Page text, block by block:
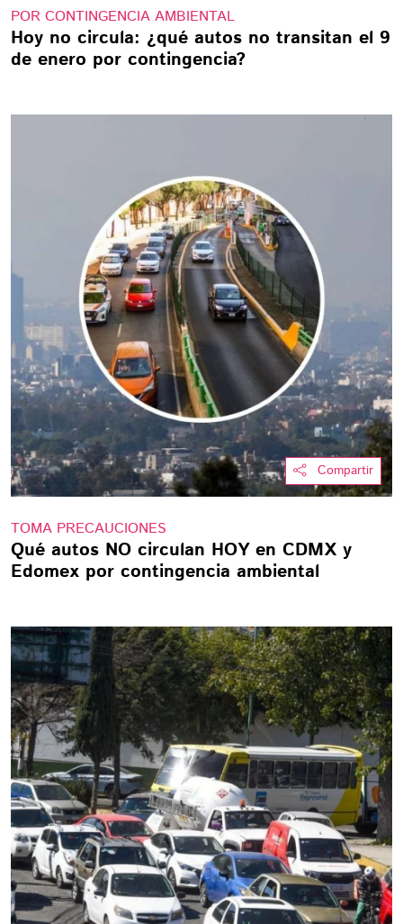
POR CONTINGENCIA AMBIENTAL
Hoy no circula: ¿qué autos no transitan el 9
de enero por contingencia?
Compartir
TOMA PRECAUCIONES
Qué autos NO circulan HOY en CDMX y
Edomex por contingencia ambiental